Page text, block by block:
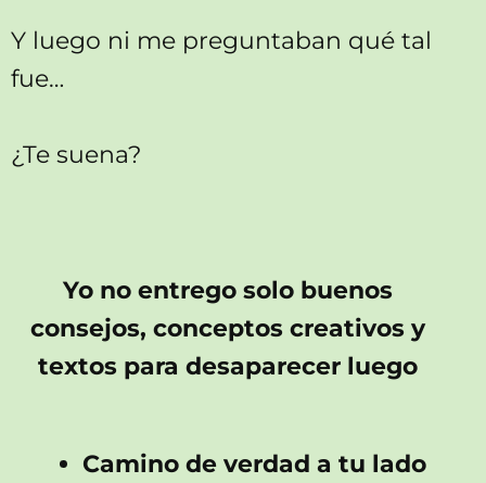
Y luego ni me preguntaban qué tal
fue…
¿Te suena?
Yo no entrego solo buenos
consejos, conceptos creativos y
textos para desaparecer luego
Camino de verdad a tu lado